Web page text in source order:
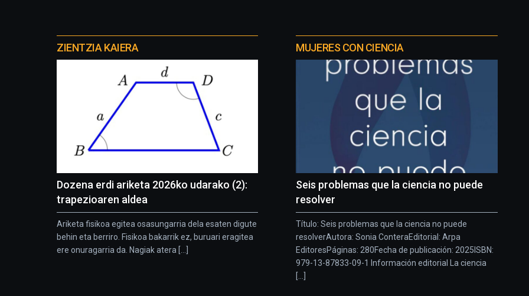
proyectos
ZIENTZIA KAIERA
Dozena erdi ariketa 2026ko udarako (2):
trapezioaren aldea
Ariketa fisikoa egitea osasungarria dela esaten digute
behin eta berriro. Fisikoa bakarrik ez, buruari eragitea
ere onuragarria da. Nagiak atera [...]
MUJERES CON CIENCIA
Seis problemas que la ciencia no puede
resolver
Título: Seis problemas que la ciencia no puede
resolverAutora: Sonia ConteraEditorial: Arpa
EditoresPáginas: 280Fecha de publicación: 2025ISBN:
979-13-87833-09-1 Información editorial La ciencia
[...]